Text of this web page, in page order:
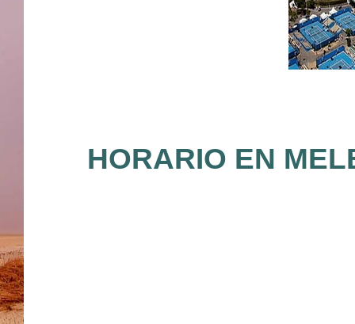
HORARIO EN